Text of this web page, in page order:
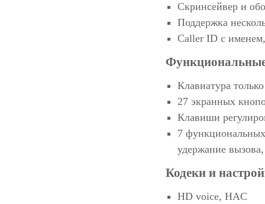
Скринсейвер и
Поддержка
Caller ID с
Клавиатура
27 экранных
Клавиши
7
удержание
Кодеки и
HD voice, HAC